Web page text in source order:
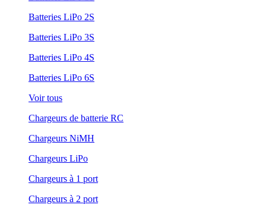
Batteries LiPo 2S
Batteries LiPo 3S
Batteries LiPo 4S
Batteries LiPo 6S
Voir tous
Chargeurs de batterie RC
Chargeurs NiMH
Chargeurs LiPo
Chargeurs à 1 port
Chargeurs à 2 port